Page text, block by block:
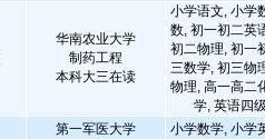
华南农业大学
制药工程
本科大三在读
小学语文, 小学
数, 初一初二英
初二物理, 初一
三数学, 初三物
物理, 高一高二
学, 英语四
第一军医大学
小学数学, 小学